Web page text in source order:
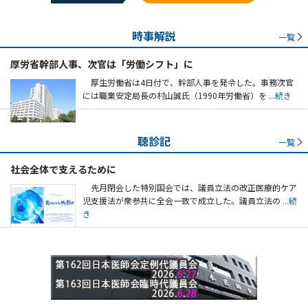
時事解説 一覧
厚労省幹部人事、次官は「労働シフト」に
厚生労働省は4日付で、幹部人事を発令した。事務次官
には職業安定局長の村山誠氏（1990年労働省）を ...続き
聴診記 一覧
社会全体で支えるために
先月閉会した特別国会では、議員立法の改正医療的ケア
児支援法が衆参共に全会一致で成立した。議員立法の ...続
き